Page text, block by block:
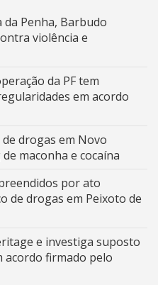
da Penha, Barbudo
violência e
da PF tem
em acordo
drogas em Novo
maconha e cocaína
por ato
de drogas em Peixoto de
e investiga suposto
acordo firmado pelo